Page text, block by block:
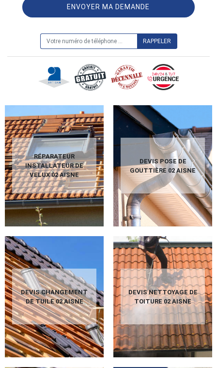
RÉPARATEUR
INSTALLATEUR DE
VELUX 02 AISNE
DEVIS POSE DE
GOUTTIÈRE 02 AISNE
DEVIS CHANGEMENT
DE TUILE 02 AISNE
DEVIS NETTOYAGE DE
TOITURE 02 AISNE